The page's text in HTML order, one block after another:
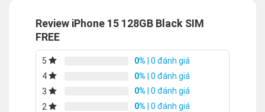
Review iPhone 15 128GB Black SIM
FREE
5 0% | 0 đánh giá
4
0% | 0 đánh giá
3
0% | 0 đánh giá
2
0% | 0 đánh giá